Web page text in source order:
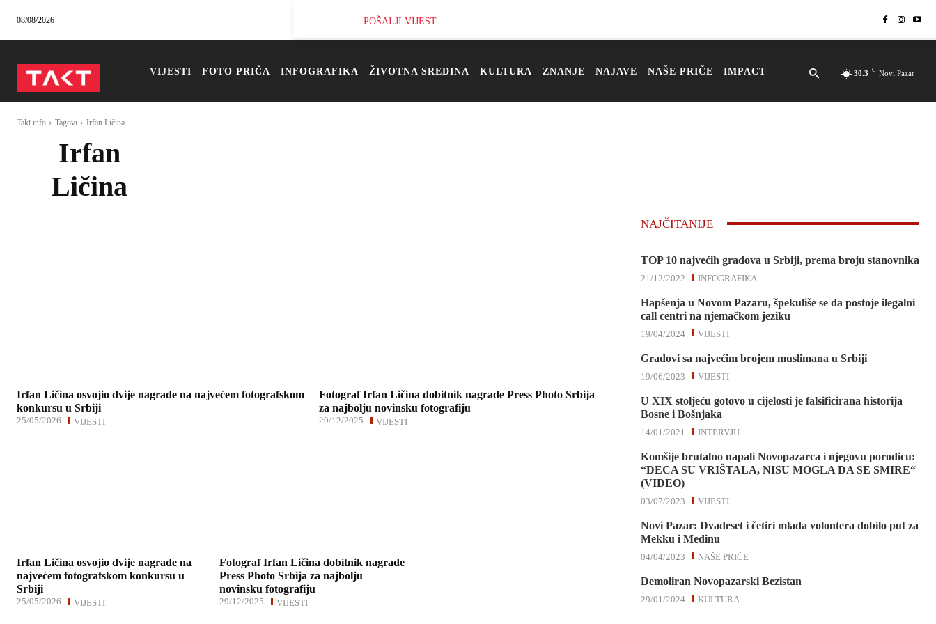
08/08/2026 POŠALJI VIJEST
VIJESTI FOTO PRIČA INFOGRAFIKA ŽIVOTNA SREDINA KULTURA ZNANJE NAJAVE NAŠE PRIČE IMPACT 30.3 C Novi Pazar
Takt info Tagovi Irfan Ličina
Irfan
Ličina
Irfan Ličina osvojio dvije nagrade na najvećem fotografskom
konkursu u Srbiji
VIJESTI
25/05/2026
Fotograf Irfan Ličina dobitnik nagrade Press Photo Srbija
za najbolju novinsku fotografiju
VIJESTI
29/12/2025
Irfan Ličina osvojio dvije nagrade na
najvećem fotografskom konkursu u
Srbiji
VIJESTI
25/05/2026
Fotograf Irfan Ličina dobitnik nagrade
Press Photo Srbija za najbolju
novinsku fotografiju
VIJESTI
29/12/2025
NAJČITANIJE
TOP 10 najvećih gradova u Srbiji, prema broju stanovnika
INFOGRAFIKA
21/12/2022
Hapšenja u Novom Pazaru, špekuliše se da postoje ilegalni
call centri na njemačkom jeziku
VIJESTI
19/04/2024
Gradovi sa najvećim brojem muslimana u Srbiji
VIJESTI
19/06/2023
U XIX stoljeću gotovo u cijelosti je falsificirana historija
Bosne i Bošnjaka
INTERVJU
14/01/2021
Komšije brutalno napali Novopazarca i njegovu porodicu:
“DECA SU VRIŠTALA, NISU MOGLA DA SE SMIRE“
(VIDEO)
VIJESTI
03/07/2023
Novi Pazar: Dvadeset i četiri mlada volontera dobilo put za
Mekku i Medinu
NAŠE PRIČE
04/04/2023
Demoliran Novopazarski Bezistan
KULTURA
29/01/2024